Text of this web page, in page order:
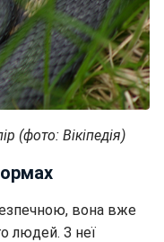
(фото: Вікіпедія)
вона вже
людей. З неї